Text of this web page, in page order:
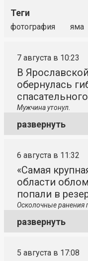
Теги
фотография яма
7 августа в 10:23
В
обернулась
Мужчина утонул.
развернуть
6 августа в 11:32
«Самая
области
попали в
Осколочные ранения
развернуть
5 августа в 17:08